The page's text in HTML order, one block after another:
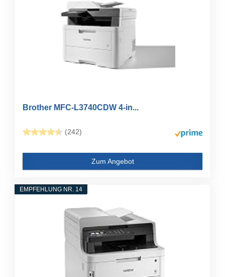
Brother MFC-L3740CDW 4-in...
(242)
Zum Angebot
EMPFEHLUNG NR. 14